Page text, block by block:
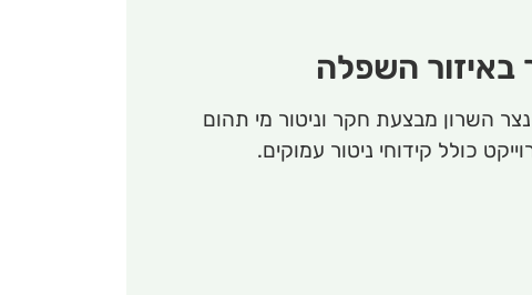
באיזור השפלה
השרון מבצעת חקר וניטור מי תהום
כולל קידוחי ניטור עמוקים.